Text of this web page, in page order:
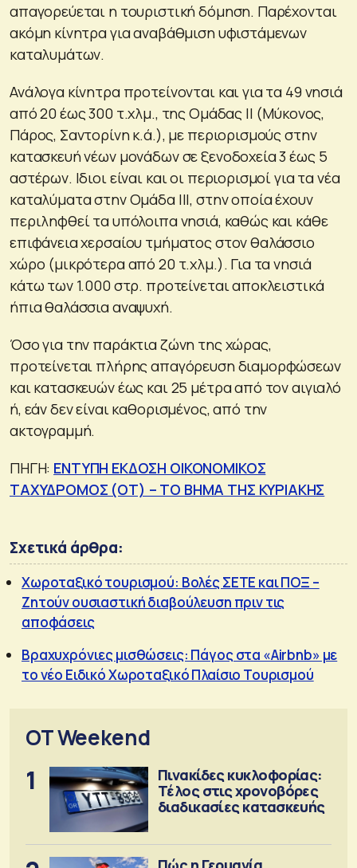
απαγορεύεται η τουριστική δόμηση. Παρέχονται
ακόμη κίνητρα για αναβάθμιση υφιστάμενων
καταλυμάτων.
Ανάλογα κίνητρα προτείνονται και για τα 49 νησιά
από 20 έως 300 τ.χλμ., της Ομάδας ΙΙ (Μύκονος,
Πάρος, Σαντορίνη κ.ά.), με περιορισμούς στην
κατασκευή νέων μονάδων σε ξενοδοχεία 3 έως 5
αστέρων. Ιδιοι είναι και οι περιορισμοί για τα νέα
καταλύματα στην Ομάδα ΙΙΙ, στην οποία έχουν
περιληφθεί τα υπόλοιπα νησιά, καθώς και κάθε
επιφάνεια χερσαίου τμήματος στον θαλάσσιο
χώρο (μικρότερα από 20 τ.χλμ.). Για τα νησιά
κάτω των 1.000 στρ. προτείνεται αποκλειστικά
ήπια θαλάσσια αναψυχή.
Όσο για την παράκτια ζώνη της χώρας,
προτείνεται πλήρης απαγόρευση διαμορφώσεων
και κατασκευών έως και 25 μέτρα από τον αιγιαλό
ή, εάν δεν είναι καθορισμένος, από την
ακτογραμμή.
ΠΗΓΗ: ΕΝΤΥΠΗ ΕΚΔΟΣΗ ΟΙΚΟΝΟΜΙΚΟΣ
ΤΑΧΥΔΡΟΜΟΣ (ΟΤ) – ΤΟ ΒΗΜΑ ΤΗΣ ΚΥΡΙΑΚΗΣ
Σχετικά άρθρα:
Χωροταξικό τουρισμού: Βολές ΣΕΤΕ και ΠΟΞ –
Ζητούν ουσιαστική διαβούλευση πριν τις
αποφάσεις
Βραχυχρόνιες μισθώσεις: Πάγος στα «Airbnb» με
το νέο Ειδικό Χωροταξικό Πλαίσιο Τουρισμού
OT Weekend
1
Πινακίδες κυκλοφορίας:
Τέλος στις χρονοβόρες
διαδικασίες κατασκευής